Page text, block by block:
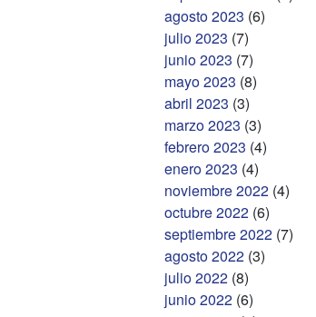
agosto 2023 (6)
julio 2023 (7)
junio 2023 (7)
mayo 2023 (8)
abril 2023 (3)
marzo 2023 (3)
febrero 2023 (4)
enero 2023 (4)
noviembre 2022 (4)
octubre 2022 (6)
septiembre 2022 (7)
agosto 2022 (3)
julio 2022 (8)
junio 2022 (6)